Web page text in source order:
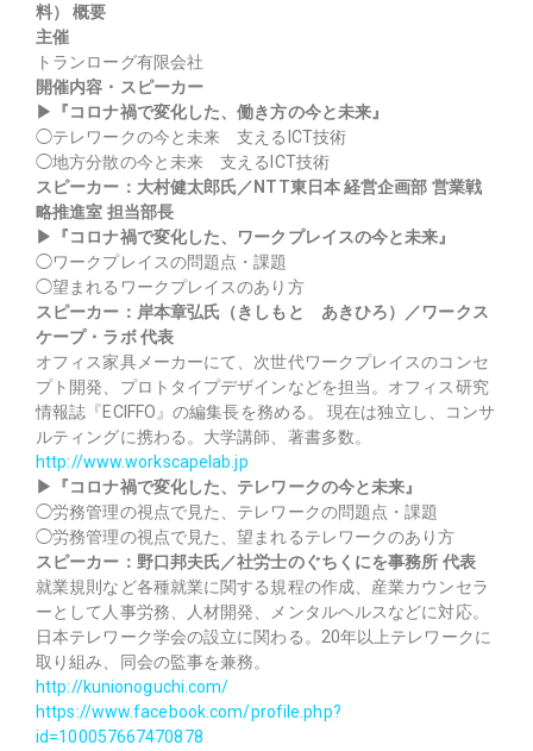
料） 概要
主催
トランローグ有限会社
開催内容・スピーカー
▶『コロナ禍で変化した、働き方の今と未来』
◯テレワークの今と未来 支えるICT技術
◯地方分散の今と未来 支えるICT技術
スピーカー：大村健太郎氏／NTT東日本 経営企画部 営業戦
略推進室 担当部長
▶『コロナ禍で変化した、ワークプレイスの今と未来』
◯ワークプレイスの問題点・課題
◯望まれるワークプレイスのあり方
スピーカー：岸本章弘氏（きしもと あきひろ）／ワークス
ケープ・ラボ 代表
オフィス家具メーカーにて、次世代ワークプレイスのコンセ
プト開発、プロトタイプデザインなどを担当。オフィス研究
情報誌『ECIFFO』の編集長を務める。 現在は独立し、コンサ
ルティングに携わる。大学講師、著書多数。
http://www.workscapelab.jp
▶『コロナ禍で変化した、テレワークの今と未来』
◯労務管理の視点で見た、テレワークの問題点・課題
◯労務管理の視点で見た、望まれるテレワークのあり方
スピーカー：野口邦夫氏／社労士のぐちくにを事務所 代表
就業規則など各種就業に関する規程の作成、産業カウンセラ
ーとして人事労務、人材開発、メンタルヘルスなどに対応。
日本テレワーク学会の設立に関わる。20年以上テレワークに
取り組み、同会の監事を兼務。
http://kunionoguchi.com/
https://www.facebook.com/profile.php?
id=100057667470878